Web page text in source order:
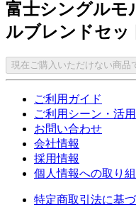
富士シングルモ
ルブレンドセッ
現在ご購入いただけない商品
ご利用ガイド
ご利用シーン・活
お問い合わせ
会社情報
採用情報
個人情報への取り
特定商取引法に基